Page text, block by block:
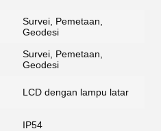
Survei, Pemetaan,
Geodesi
Survei, Pemetaan,
Geodesi
LCD dengan lampu latar
IP54